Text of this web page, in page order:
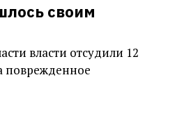
своим
власти отсудили 12
поврежденное